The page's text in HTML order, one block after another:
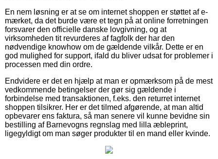
En nem løsning er at se om internet shoppen er støttet af e-
mærket, da det burde være et tegn på at online forretningen
forsvarer den officielle danske lovgivning, og at
virksomheden tit revurderes af fagfolk der har den
nødvendige knowhow om de gældende vilkår. Dette er en
god mulighed for support, ifald du bliver udsat for problemer i
processen med din ordre.
Endvidere er det en hjælp at man er opmærksom på de mest
vedkommende betingelser der gør sig gældende i
forbindelse med transaktionen, f.eks. den returret internet
shoppen tilsikrer. Her er det tilmed afgørende, at man altid
opbevarer ens faktura, så man senere vil kunne bevidne sin
bestilling af Barnevogns regnslag med lilla æbleprint,
ligegyldigt om man søger produkter til en mand eller kvinde.